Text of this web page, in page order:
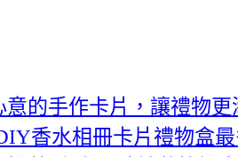
的手作卡片，讓禮物更
香水相冊卡片禮物盒